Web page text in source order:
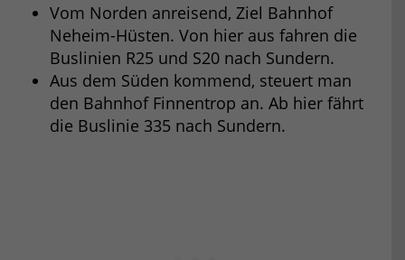
Vom Norden anreisend, Ziel Bahnhof
Neheim-Hüsten. Von hier aus fahren die
Buslinien R25 und S20 nach Sundern.
Aus dem Süden kommend, steuert man
den Bahnhof Finnentrop an. Ab hier fährt
die Buslinie 335 nach Sundern.